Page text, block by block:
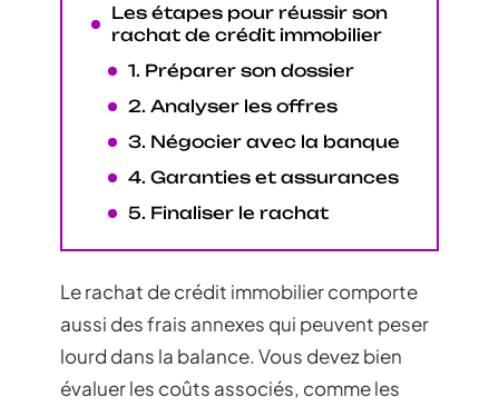
Les étapes pour réussir son
rachat de crédit immobilier
1. Préparer son dossier
2. Analyser les offres
3. Négocier avec la banque
4. Garanties et assurances
5. Finaliser le rachat
Le rachat de crédit immobilier comporte
aussi des frais annexes qui peuvent peser
lourd dans la balance. Vous devez bien
évaluer les coûts associés, comme les